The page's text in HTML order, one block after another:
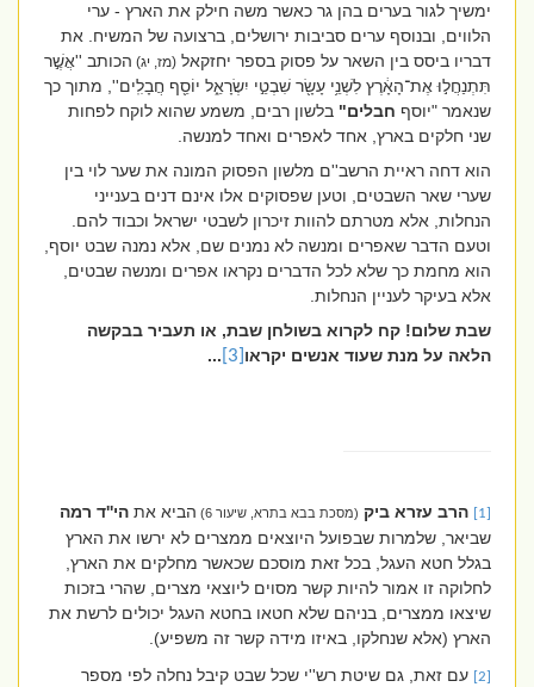
ימשיך לגור בערים בהן גר כאשר משה חילק את הארץ - ערי
הלווים, ובנוסף ערים סביבות ירושלים, ברצועה של המשיח. את
דבריו ביסס בין השאר על פסוק בספר יחזקאל(מז, יג) הכותב ''אֲשֶׁ֣ר
תִּתְנַחֲל֣וּ אֶת־הָאָ֔רֶץ לִשְׁנֵ֥י עָשָׂ֖ר שִׁבְטֵ֣י יִשְׂרָאֵ֑ל יוֹסֵ֖ף חֲבָלִֽים'', מתוך כך
שנאמר "יוסףחבלים"בלשון רבים, משמע שהוא לוקח לפחות
שני חלקים בארץ, אחד לאפרים ואחד למנשה.
הוא דחה ראיית הרשב''ם מלשון הפסוק המונה את שער לוי בין
שערי שאר השבטים, וטען שפסוקים אלו אינם דנים בענייני
הנחלות, אלא מטרתם להוות זיכרון לשבטי ישראל וכבוד להם.
וטעם הדבר שאפרים ומנשה לא נמנים שם, אלא נמנה שבט יוסף,
הוא מחמת כך שלא לכל הדברים נקראו אפרים ומנשה שבטים,
אלא בעיקר לעניין הנחלות.
שבת שלום! קח לקרוא בשולחן שבת, או תעביר בבקשה
הלאה על מנת שעוד אנשים יקראו[3]
..
.
הרב עזרא ביק (מסכת בבא בתרא, שיעור 6) הביא אתהי''ד רמה
שביאר, שלמרות שבפועל היוצאים ממצרים לא ירשו את הארץ
בגלל חטא העגל, בכל זאת מוסכם שכאשר מחלקים את הארץ,
לחלוקה זו אמור להיות קשר מסוים ליוצאי מצרים, שהרי בזכות
שיצאו ממצרים, בניהם שלא חטאו בחטא העגל יכולים לרשת את
הארץ (אלא שנחלקו, באיזו מידה קשר זה משפיע).
עם זאת, גם שיטת רש''י שכל שבט קיבל נחלה לפי מספר